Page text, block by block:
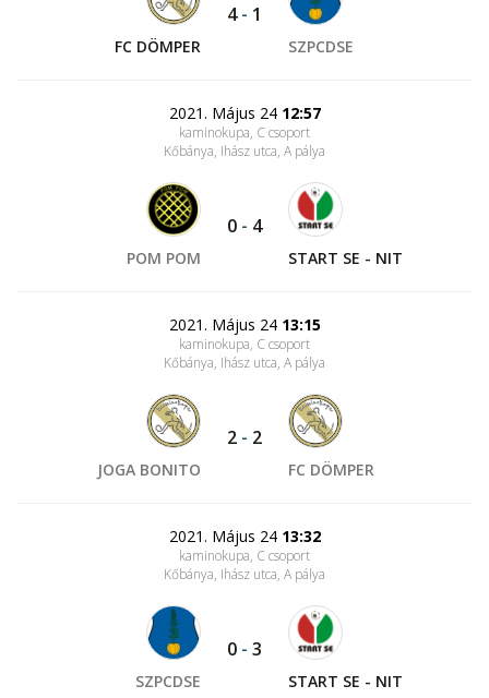
FC DÖMPER
4- 1
SZPCDSE
2021. Május 24 12:57
kaminokupa, C csoport
Kőbánya, Ihász utca, A pálya
POM POM
0 - 4
START SE - NIT
2021. Május 24 13:15
kaminokupa, C csoport
Kőbánya, Ihász utca, A pálya
JOGA BONITO
2 - 2
FC DÖMPER
2021. Május 24 13:32
kaminokupa, C csoport
Kőbánya, Ihász utca, A pálya
SZPCDSE
0 - 3
START SE - NIT